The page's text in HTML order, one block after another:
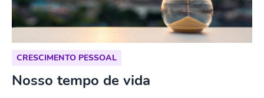
CRESCIMENTO PESSOAL
Nosso tempo de vida